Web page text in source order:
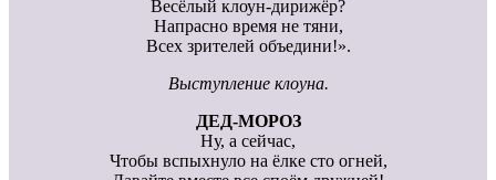
Весёлый клоун-дирижёр?
Напрасно время не тяни,
Всех зрителей объедини!».
Выступление клоуна.
ДЕД-МОРОЗ
Ну, а сейчас,
Чтобы вспыхнуло на ёлке сто огней,